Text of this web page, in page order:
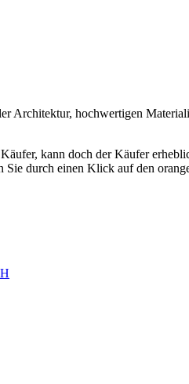
Architektur, hochwertigen
kann doch der Käufer
Sie durch einen Klick auf den